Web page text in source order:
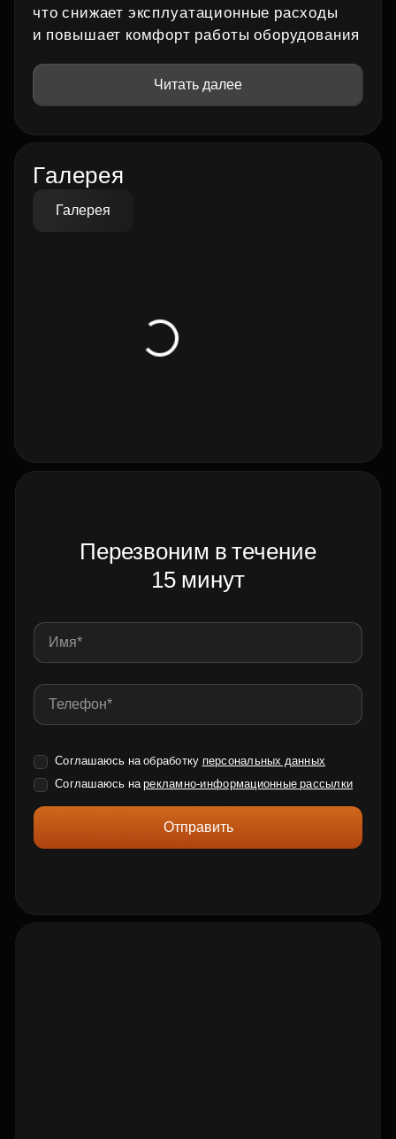
что снижает эксплуатационные расходы
и повышает комфорт работы оборудования
Читать далее
Галерея
Галерея
Перезвоним в течение
15 минут
Соглашаюсь на обработку персональных данных
Соглашаюсь нарекламно-информационные рассылки
Отправить